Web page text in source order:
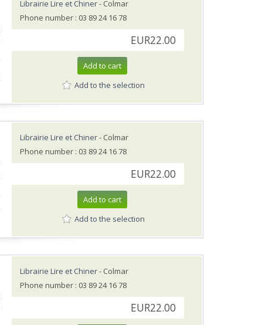
Librairie Lire et Chiner- Colmar
Phone number : 03 89 24 16 78
EUR22.00
Add to cart
Add to the selection
Librairie Lire et Chiner- Colmar
Phone number : 03 89 24 16 78
EUR22.00
Add to cart
Add to the selection
Librairie Lire et Chiner- Colmar
Phone number : 03 89 24 16 78
EUR22.00